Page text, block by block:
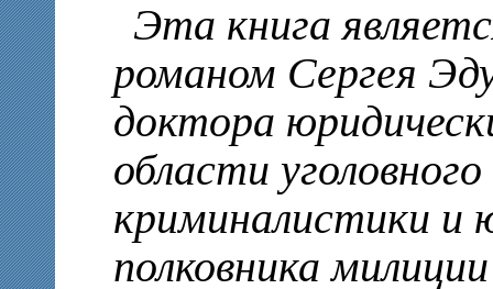
Эта книга
романом Сергея
доктора
области
криминалистики и
полковника